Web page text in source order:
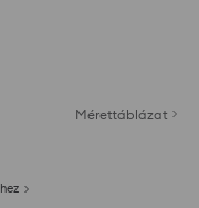
Mérettáblázat